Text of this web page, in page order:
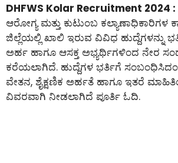
DHFWS Kolar Recruitment 2024 :
ಆರೋಗ್ಯ ಮತ್ತು ಕುಟುಂಬ
ಜಿಲ್ಲೆಯಲ್ಲಿ ಖಾಲಿ ಇರುವ ವಿವಿಧ ಹುದ್ದೆಗಳನ್ನು
ಅರ್ಹ ಹಾಗೂ ಆಸಕ್ತ ಅಭ್ಯರ್ಥಿಗಳಿಂದ ನೇರ
ಕರೆಯಲಾಗಿದೆ. ಹುದ್ದೆಗಳ ಭರ್ತಿಗೆ
ವೇತನ, ಶೈಕ್ಷಣಿಕ ಅರ್ಹತೆ ಹಾಗೂ ಇತರೆ
ವಿವರವಾಗಿ ನೀಡಲಾಗಿದೆ ಪೂರ್ತಿ ಓದಿ.